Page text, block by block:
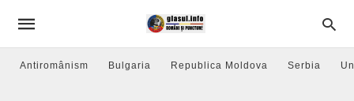
Antiromânism Bulgaria Republica Moldova Serbia